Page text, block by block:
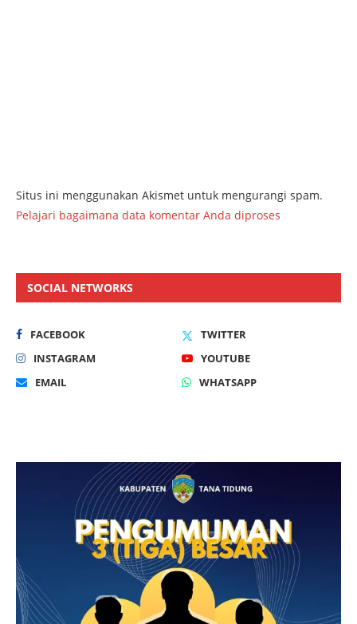
Situs ini menggunakan Akismet untuk mengurangi spam.
Pelajari bagaimana data komentar Anda diproses
SOCIAL NETWORKS
FACEBOOK
TWITTER
INSTAGRAM
YOUTUBE
EMAIL
WHATSAPP